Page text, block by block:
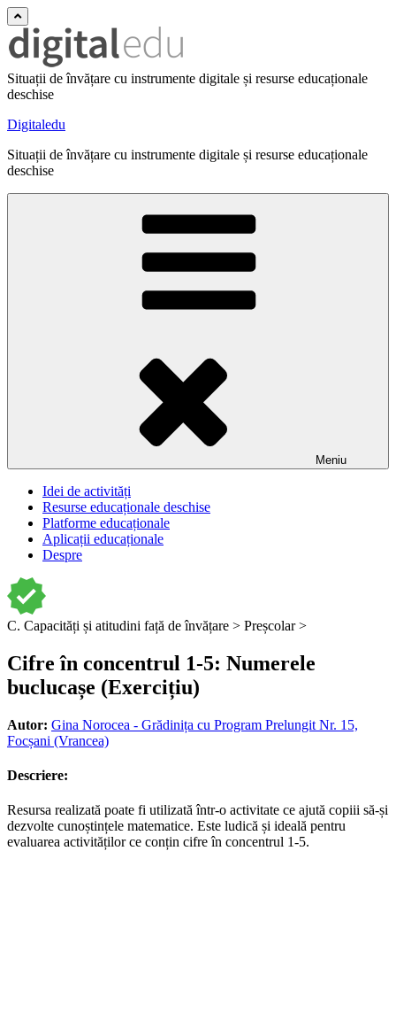
Situații de învățare cu instrumente digitale și resurse educaționale
deschise
Digitaledu
Situații de învățare cu instrumente digitale și resurse educaționale
deschise
Meniu
Idei de activități
Resurse educaționale deschise
Platforme educaționale
Aplicații educaționale
Despre
C. Capacități și atitudini față de învățare > Preșcolar >
Cifre în concentrul 1-5: Numerele
buclucașe (Exercițiu)
Autor: Gina Norocea - Grădinița cu Program Prelungit Nr. 15,
Focșani (Vrancea)
Descriere:
Resursa realizată poate fi utilizată într-o activitate ce ajută copiii să-și
dezvolte cunoștințele matematice. Este ludică și ideală pentru
evaluarea activităților ce conțin cifre în concentrul 1-5.